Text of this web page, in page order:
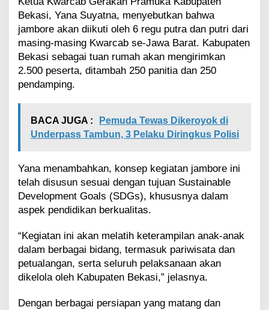
Bekasi, Yana Suyatna, menyebutkan bahwa
jambore akan diikuti oleh 6 regu putra dan putri dari
masing-masing Kwarcab se-Jawa Barat. Kabupaten
Bekasi sebagai tuan rumah akan mengirimkan
2.500 peserta, ditambah 250 panitia dan 250
pendamping.
BACA JUGA :
Pemuda Tewas Dikeroyok di
Underpass Tambun, 3 Pelaku Diringkus Polisi
Yana menambahkan, konsep kegiatan jambore ini
telah disusun sesuai dengan tujuan Sustainable
Development Goals (SDGs), khususnya dalam
aspek pendidikan berkualitas.
“Kegiatan ini akan melatih keterampilan anak-anak
dalam berbagai bidang, termasuk pariwisata dan
petualangan, serta seluruh pelaksanaan akan
dikelola oleh Kabupaten Bekasi,” jelasnya.
Dengan berbagai persiapan yang matang dan